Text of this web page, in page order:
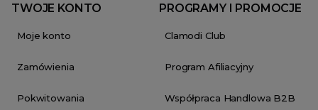
TWOJE KONTO
Moje konto
Zamówienia
Pokwitowania
PROGRAMY I PROMOCJE
Clamodi Club
Program Afiliacyjny
Współpraca Handlowa B2B